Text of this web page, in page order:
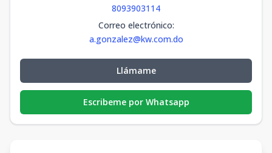
8093903114
Correo electrónico:
a.gonzalez@kw.com.do
Llámame
Escribeme por Whatsapp